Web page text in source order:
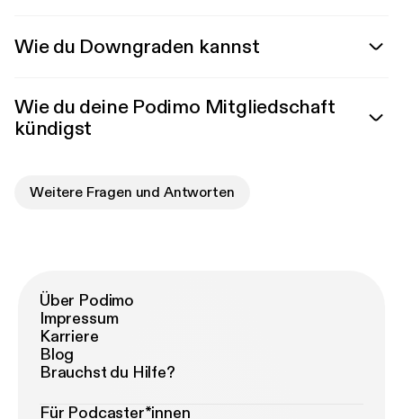
Wie du Downgraden kannst
Wie du deine Podimo Mitgliedschaft
kündigst
Weitere Fragen und Antworten
Über Podimo
Impressum
Karriere
Blog
Brauchst du Hilfe?
Für Podcaster*innen